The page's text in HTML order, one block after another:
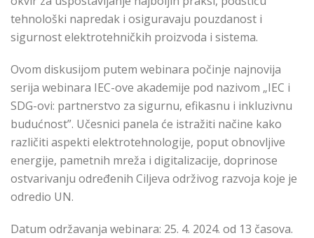
tehnološki napredak i osiguravaju pouzdanost i
sigurnost elektrotehničkih proizvoda i sistema.
Ovom diskusijom putem webinara počinje najnovija
serija webinara IEC-ove akademije pod nazivom „IEC i
SDG-ovi: partnerstvo za sigurnu, efikasnu i inkluzivnu
budućnost”. Učesnici panela će istražiti načine kako
različiti aspekti elektrotehnologije, poput obnovljive
energije, pametnih mreža i digitalizacije, doprinose
ostvarivanju određenih Ciljeva održivog razvoja koje je
odredio UN.
Datum održavanja webinara: 25. 4. 2024. od 13 časova.